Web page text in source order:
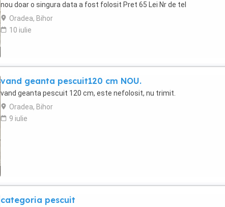
nou doar o singura data a fost folosit Pret 65 Lei Nr de tel
Oradea, Bihor
10 iulie
vand geanta pescuit120 cm NOU.
vand geanta pescuit 120 cm, este nefolosit, nu trimit.
Oradea, Bihor
9 iulie
categoria pescuit